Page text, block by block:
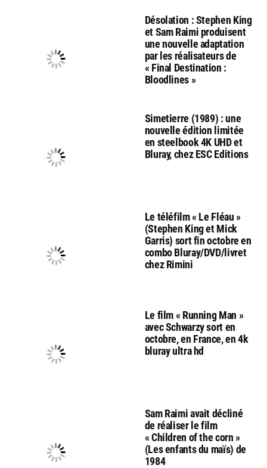
Désolation : Stephen King
et Sam Raimi produisent
une nouvelle adaptation
par les réalisateurs de
« Final Destination :
Bloodlines »
Simetierre (1989) : une
nouvelle édition limitée
en steelbook 4K UHD et
Bluray, chez ESC Editions
Le téléfilm « Le Fléau »
(Stephen King et Mick
Garris) sort fin octobre en
combo Bluray/DVD/livret
chez Rimini
Le film « Running Man »
avec Schwarzy sort en
octobre, en France, en 4k
bluray ultra hd
Sam Raimi avait décliné
de réaliser le film
« Children of the corn »
(Les enfants du maïs) de
1984